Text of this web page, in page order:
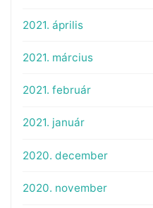
2021. április
2021. március
2021. február
2021. január
2020. december
2020. november